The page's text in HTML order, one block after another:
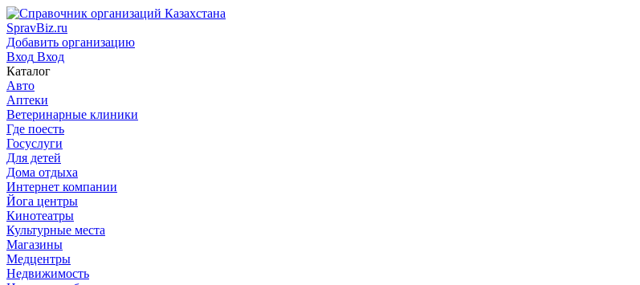
SpravBiz.ru
Добавить организацию
Вход Вход
Каталог
Авто
Аптеки
Ветеринарные клиники
Где поесть
Госуслуги
Для детей
Дома отдыха
Интернет компании
Йога центры
Кинотеатры
Культурные места
Магазины
Медцентры
Недвижимость